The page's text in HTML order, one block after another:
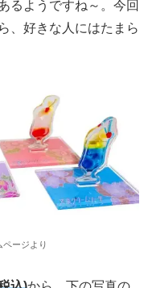
るようですね～。今回
、好きな人にはたまら
ページより